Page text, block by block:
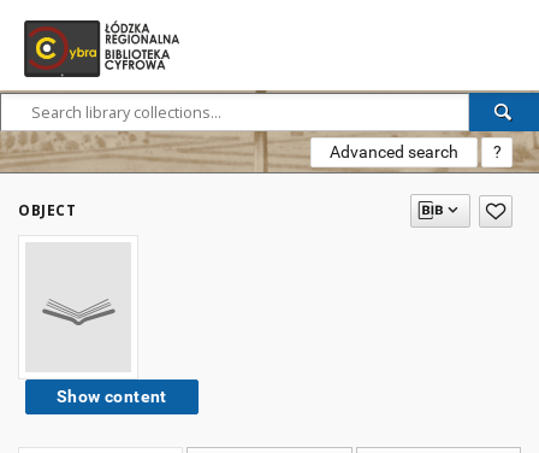
Advanced search ?
OBJECT
Show content